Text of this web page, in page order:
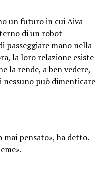
un futuro in cui Aiva
di un robot
passeggiare mano nella
la loro relazione esiste
la rende, a ben vedere,
può dimenticare
mai pensato», ha detto.